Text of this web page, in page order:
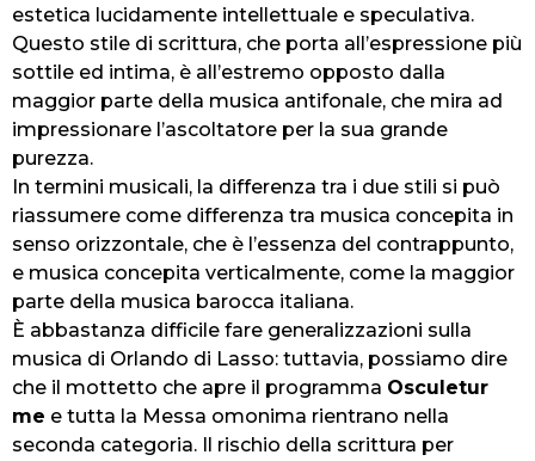
estetica lucidamente intellettuale e speculativa.
Questo stile di scrittura, che porta all’espressione più
sottile ed intima, è all’estremo opposto dalla
maggior parte della musica antifonale, che mira ad
impressionare l’ascoltatore per la sua grande
purezza.
In termini musicali, la differenza tra i due stili si può
riassumere come differenza tra musica concepita in
senso orizzontale, che è l’essenza del contrappunto,
e musica concepita verticalmente, come la maggior
parte della musica barocca italiana.
È abbastanza difficile fare generalizzazioni sulla
musica di Orlando di Lasso: tuttavia, possiamo dire
che il mottetto che apre il programma Osculetur
me e tutta la Messa omonima rientrano nella
seconda categoria. Il rischio della scrittura per